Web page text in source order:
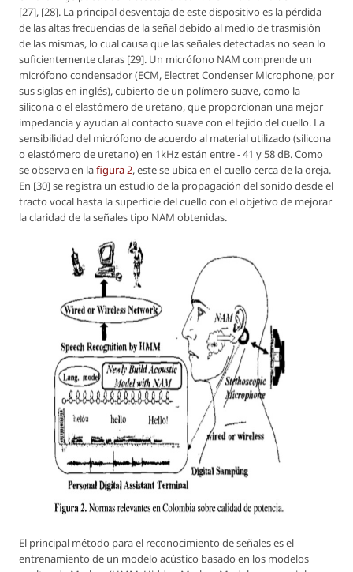
[27], [28]. La principal desventaja de este dispositivo es la pérdida
de las altas frecuencias de la señal debido al medio de trasmisión
de las mismas, lo cual causa que las señales detectadas no sean lo
suficientemente claras [29]. Un micrófono NAM comprende un
micrófono condensador (ECM, Electret Condenser Microphone, por
sus siglas en inglés), cubierto de un polímero suave, como la
silicona o el elastómero de uretano, que proporcionan una mejor
impedancia y ayudan al contacto suave con el tejido del cuello. La
sensibilidad del micrófono de acuerdo al material utilizado (silicona
o elastómero de uretano) en 1kHz están entre - 41 y 58 dB. Como
se observa en lafigura 2, este se ubica en el cuello cerca de la oreja.
En [30] se registra un estudio de la propagación del sonido desde el
tracto vocal hasta la superficie del cuello con el objetivo de mejorar
la claridad de la señales tipo NAM obtenidas.
El principal método para el reconocimiento de señales es el
entrenamiento de un modelo acústico basado en los modelos